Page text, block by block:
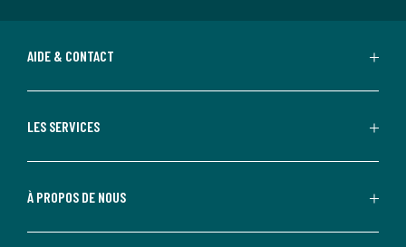
AIDE & CONTACT
LES SERVICES
À PROPOS DE NOUS